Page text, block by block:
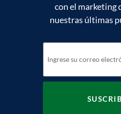
con el marketing
nuestras últimas